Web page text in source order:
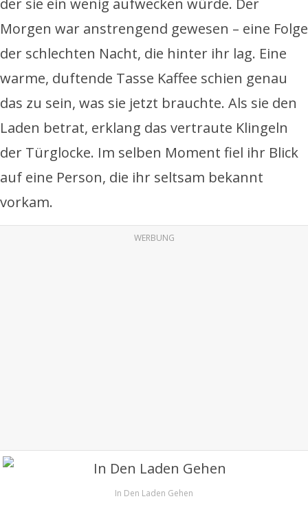
der sie ein wenig aufwecken würde. Der
Morgen war anstrengend gewesen – eine Folge
der schlechten Nacht, die hinter ihr lag. Eine
warme, duftende Tasse Kaffee schien genau
das zu sein, was sie jetzt brauchte. Als sie den
Laden betrat, erklang das vertraute Klingeln
der Türglocke. Im selben Moment fiel ihr Blick
auf eine Person, die ihr seltsam bekannt
vorkam.
WERBUNG
In Den Laden Gehen